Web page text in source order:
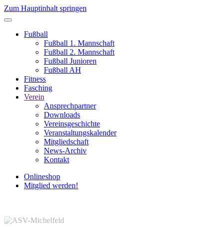
Zum Hauptinhalt springen
Fußball
Fußball 1. Mannschaft
Fußball 2. Mannschaft
Fußball Junioren
Fußball AH
Fitness
Fasching
Verein
Ansprechpartner
Downloads
Vereinsgeschichte
Veranstaltungskalender
Mitgliedschaft
News-Archiv
Kontakt
Onlineshop
Mitglied werden!